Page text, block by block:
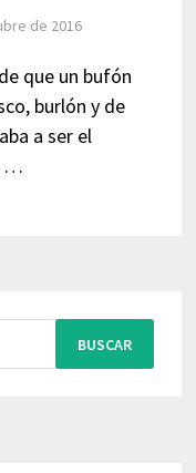
de 2016
que un bufón
burlón y de
a ser el
…